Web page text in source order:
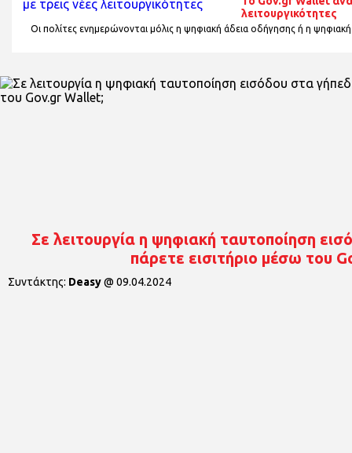
λειτουργικότητες
Οι πολίτες ενημερώνονται μόλις η ψηφιακή άδεια οδήγησης ή η
Σε λειτουργία η ψηφιακή ταυτοποίηση
πάρετε εισιτήριο μέσω του
Συντάκτης: Deasy@ 09.04.2024